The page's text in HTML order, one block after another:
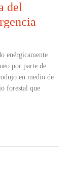
del
enérgicamente
por parte de
en medio de
forestal que